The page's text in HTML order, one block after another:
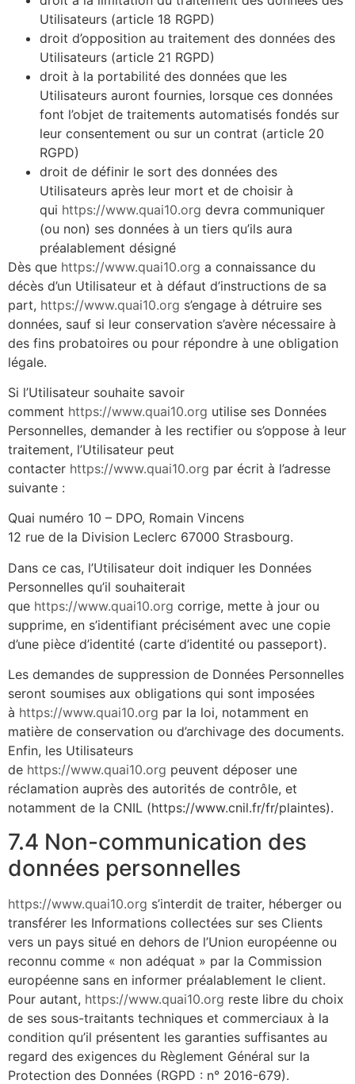
Utilisateurs (article 18 RGPD)
droit d’opposition au traitement des données des
Utilisateurs (article 21 RGPD)
droit à la portabilité des données que les
Utilisateurs auront fournies, lorsque ces données
font l’objet de traitements automatisés fondés sur
leur consentement ou sur un contrat (article 20
RGPD)
droit de définir le sort des données des
Utilisateurs après leur mort et de choisir à
qui https://www.quai10.org devra communiquer
(ou non) ses données à un tiers qu’ils aura
préalablement désigné
Dès que https://www.quai10.org a connaissance du
décès d’un Utilisateur et à défaut d’instructions de sa
part, https://www.quai10.org s’engage à détruire ses
données, sauf si leur conservation s’avère nécessaire à
des fins probatoires ou pour répondre à une obligation
légale.
Si l’Utilisateur souhaite savoir
comment https://www.quai10.org utilise ses Données
Personnelles, demander à les rectifier ou s’oppose à leur
traitement, l’Utilisateur peut
contacter https://www.quai10.org par écrit à l’adresse
suivante :
Quai numéro 10 – DPO, Romain Vincens
12 rue de la Division Leclerc 67000 Strasbourg.
Dans ce cas, l’Utilisateur doit indiquer les Données
Personnelles qu’il souhaiterait
que https://www.quai10.org corrige, mette à jour ou
supprime, en s’identifiant précisément avec une copie
d’une pièce d’identité (carte d’identité ou passeport).
Les demandes de suppression de Données Personnelles
seront soumises aux obligations qui sont imposées
à https://www.quai10.org par la loi, notamment en
matière de conservation ou d’archivage des documents.
Enfin, les Utilisateurs
de https://www.quai10.org peuvent déposer une
réclamation auprès des autorités de contrôle, et
notamment de la CNIL (https://www.cnil.fr/fr/plaintes).
7.4 Non-communication des
données personnelles
https://www.quai10.org s’interdit de traiter, héberger ou
transférer les Informations collectées sur ses Clients
vers un pays situé en dehors de l’Union européenne ou
reconnu comme « non adéquat » par la Commission
européenne sans en informer préalablement le client.
Pour autant, https://www.quai10.org reste libre du choix
de ses sous-traitants techniques et commerciaux à la
condition qu’il présentent les garanties suffisantes au
regard des exigences du Règlement Général sur la
Protection des Données (RGPD : n° 2016-679).